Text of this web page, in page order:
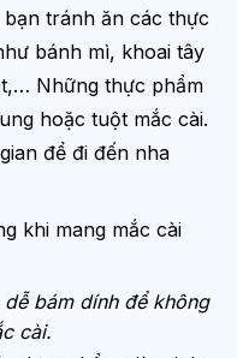
tránh ăn các thực
bánh mì, khoai tây
Những thực phẩm
hoặc tuột mắc cài.
để đi đến nha
bám dính để không
cài.